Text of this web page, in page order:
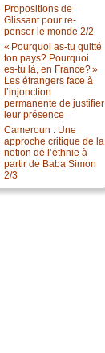
Propositions de
Glissant pour re-
penser le monde 2/2
« Pourquoi as-tu quitté
ton pays? Pourquoi
es-tu là, en France? »
Les étrangers face à
l’injonction
permanente de justifier
leur présence
Cameroun : Une
approche critique de la
notion de l’ethnie à
partir de Baba Simon
2/3